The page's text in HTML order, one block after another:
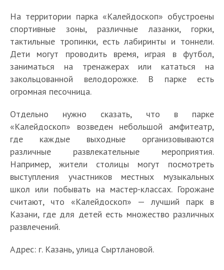
На территории парка «Калейдоскоп» обустроены
спортивные зоны, различные лазанки, горки,
тактильные тропинки, есть лабиринты и тоннели.
Дети могут проводить время, играя в футбол,
заниматься на тренажерах или кататься на
закольцованной велодорожке. В парке есть
огромная песочница.
Отдельно нужно сказать, что в парке
«Калейдоскоп» возведен небольшой амфитеатр,
где каждые выходные организовываются
различные развлекательные мероприятия.
Например, жители столицы могут посмотреть
выступления участников местных музыкальных
школ или побывать на мастер-классах. Горожане
считают, что «Калейдоскоп» — лучший парк в
Казани, где для детей есть множество различных
развлечений.
Адрес: г. Казань, улица Сыртлановой.